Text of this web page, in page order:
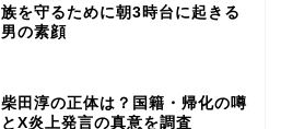
族を守るために朝3時台に起きる
男の素顔
柴田淳の正体は？国籍・帰化の噂
とX炎上発言の真意を調査